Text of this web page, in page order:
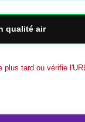
qualité air
tard ou vérifie